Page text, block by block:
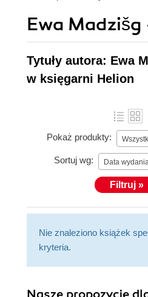
Ewa
Tytuły autora: Ewa
w księgarni Helion
Pokaż produkty:
Sortuj wg: Data
Filtruj »
Nie znaleziono książek
kryteria.